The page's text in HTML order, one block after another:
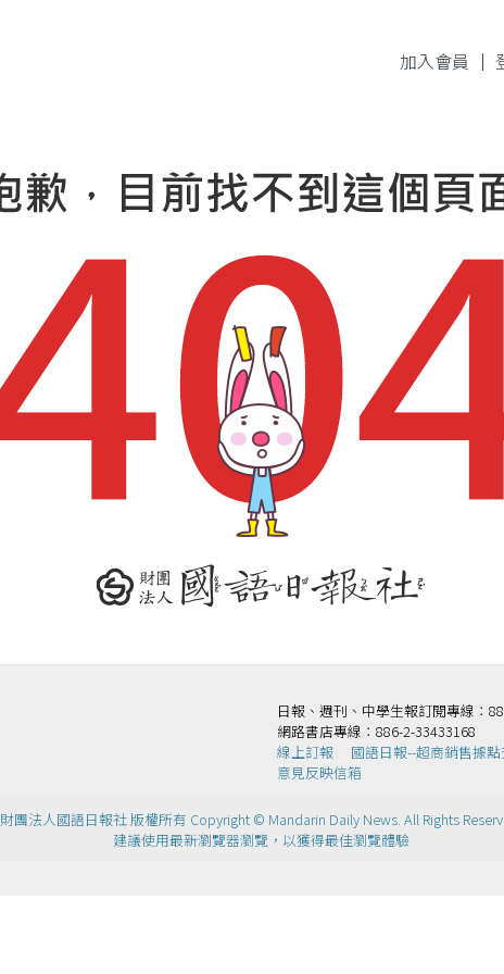
加入會員 ｜
日報、週刊、中學生報訂閱專線：
網路書店專線：886-2-33433168
線上訂報
國語日報--超商銷售據
意見反映信箱
財團法人國語日報社 版權所有 Copyright © Mandarin Daily News. All Rights
建議使用最新瀏覽器瀏覽，以獲得最佳瀏覽體驗